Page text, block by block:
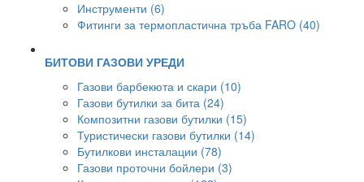
Инструменти (6)
Фитинги за термопластична тръба FARO (40)
БИТОВИ ГАЗОВИ УРЕДИ
Газови барбекюта и скари (10)
Газови бутилки за бита (24)
Композитни газови бутилки (15)
Туристически газови бутилки (14)
Бутилкови инсталации (78)
Газови проточни бойлери (3)